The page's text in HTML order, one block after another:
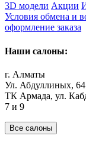
3D модели Акции
Условия обмена и
оформление заказа
Наши салоны:
г. Алматы
Ул. Абдуллиных, 64
ТК Армада, ул.
7 и 9
Все салоны